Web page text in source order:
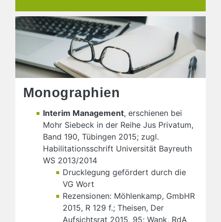
Monographien
Interim Management, erschienen bei
Mohr Siebeck in der Reihe Jus Privatum,
Band 190, Tübingen 2015; zugl.
Habilitationsschrift Universität Bayreuth
WS 2013/2014
Drucklegung gefördert durch die
VG Wort
Rezensionen: Möhlenkamp, GmbHR
2015, R 129 f.; Theisen, Der
Aufsichtsrat 2015, 95; Wank, RdA